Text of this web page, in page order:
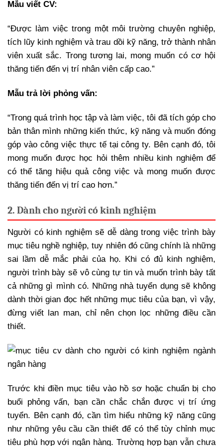
Mẫu viết CV:
“Được làm việc trong một môi trường chuyên nghiệp,
tích lũy kinh nghiệm và trau dồi kỹ năng, trở thành nhân
viên xuất sắc. Trong tương lai, mong muốn có cơ hội
thăng tiến đến vị trí nhân viên cấp cao.”
Mẫu trả lời phỏng vấn:
“Trong quá trình học tập và làm việc, tôi đã tích góp cho
bản thân mình những kiến thức, kỹ năng và muốn đóng
góp vào công việc thực tế tại công ty. Bên cạnh đó, tôi
mong muốn được học hỏi thêm nhiều kinh nghiệm để
có thể tăng hiệu quả công việc và mong muốn được
thăng tiến đến vị trí cao hơn.”
2. Dành cho người có kinh nghiệm
Người có kinh nghiệm sẽ dễ dàng trong việc trình bày
mục tiêu nghề nghiệp, tuy nhiên đó cũng chính là những
sai lầm dễ mắc phải của họ. Khi có đủ kinh nghiệm,
người trình bày sẽ vô cùng tự tin và muốn trình bày tất
cả những gì mình có. Những nhà tuyển dụng sẽ không
dành thời gian đọc hết những mục tiêu của bạn, vì vậy,
đừng viết lan man, chỉ nên chọn lọc những điều cần
thiết.
Trước khi điền mục tiêu vào hồ sơ hoặc chuẩn bị cho
buổi phỏng vấn, bạn cần chắc chắn được vị trí ứng
tuyển. Bên cạnh đó, cần tìm hiểu những kỹ năng cũng
như những yêu cầu cần thiết để có thể tùy chỉnh mục
tiêu phù hợp với ngân hàng. Trường hợp bạn vẫn chưa